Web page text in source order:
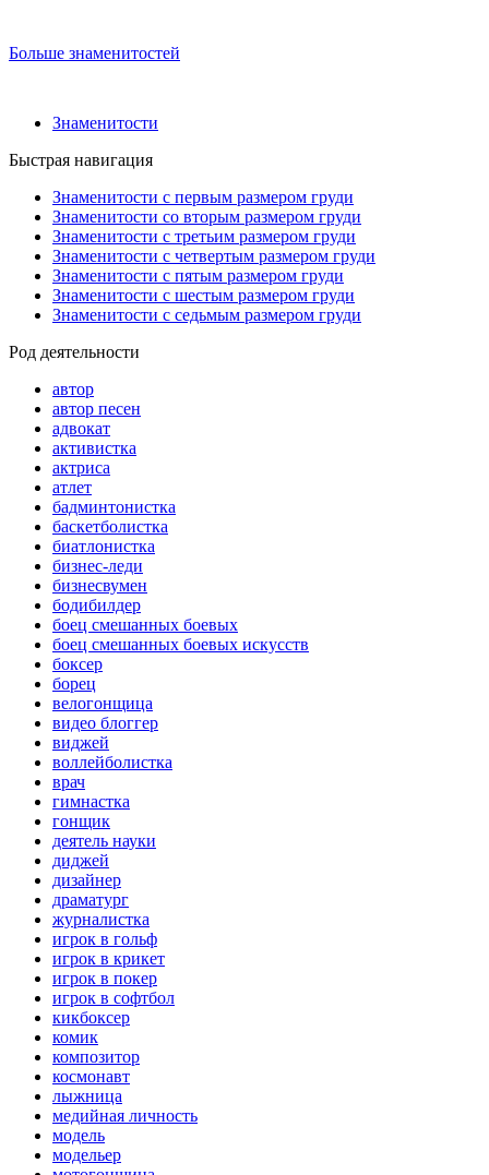
Больше знаменитостей
Знаменитости
Быстрая навигация
Знаменитости с первым размером груди
Знаменитости со вторым размером груди
Знаменитости с третьим размером груди
Знаменитости с четвертым размером груди
Знаменитости с пятым размером груди
Знаменитости с шестым размером груди
Знаменитости с седьмым размером груди
Род деятельности
автор
автор песен
адвокат
активистка
актриса
атлет
бадминтонистка
баскетболистка
биатлонистка
бизнес-леди
бизнесвумен
бодибилдер
боец смешанных боевых
боец смешанных боевых искусств
боксер
борец
велогонщица
видео блоггер
виджей
воллейболистка
врач
гимнастка
гонщик
деятель науки
диджей
дизайнер
драматург
журналистка
игрок в гольф
игрок в крикет
игрок в покер
игрок в софтбол
кикбоксер
комик
композитор
космонавт
лыжница
медийная личность
модель
модельер